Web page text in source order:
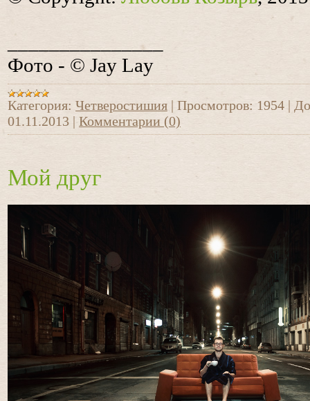
_______________
Фото - © Jay Lay
Категория: Четверостишия | Просмотров: 1954 |
01.11.2013 | Комментарии (0)
Мой друг